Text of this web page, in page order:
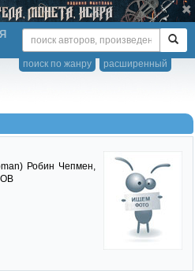
расширенный
поиск по жанру
Робин Чепмен,